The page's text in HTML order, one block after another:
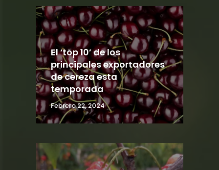
El ‘top 10’ de los
principales exportadores
de cereza esta
temporada
Febrero 22, 2024